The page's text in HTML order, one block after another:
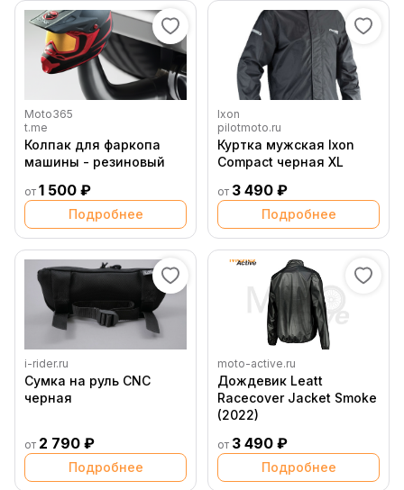
Moto365
t.me
Колпак для фаркопа
машины - резиновый
от 1 500 ₽
Подробнее
Ixon
pilotmoto.ru
Куртка мужская Ixon
Compact черная XL
от 3 490 ₽
Подробнее
i-rider.ru
Сумка на руль CNC
черная
от 2 790 ₽
Подробнее
moto-active.ru
Дождевик Leatt
Racecover Jacket Smoke
(2022)
от 3 490 ₽
Подробнее